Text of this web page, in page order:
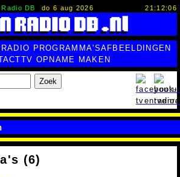
DB do 6 aug 2026 21:12:07
RADIO PROGRAMMA'SAFBEELDINGEN
TV OPNAME MAKEN
Zoek
(6)